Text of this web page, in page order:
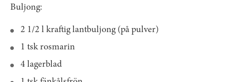
Buljong:
2 1/2 l kraftig lantbuljong (på pulver)
1 tsk rosmarin
4 lagerblad